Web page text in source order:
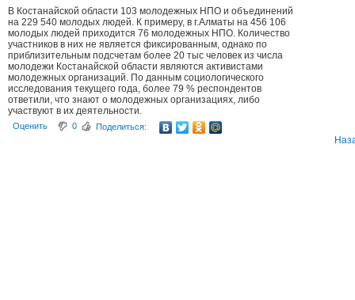
В Костанайской области 103 молодежных НПО и объединений
на 229 540 молодых людей. К примеру, в г.Алматы на 456 106
молодых людей приходится 76 молодежных НПО. Количество
участников в них не является фиксированным, однако по
приблизительным подсчетам более 20 тыс человек из числа
молодежи Костанайской области являются активистами
молодежных организаций. По данным социологического
исследования текущего года, более 79 % респондентов
ответили, что знают о молодежных организациях, либо
участвуют в их деятельности.
Оценить 0 Поделиться: